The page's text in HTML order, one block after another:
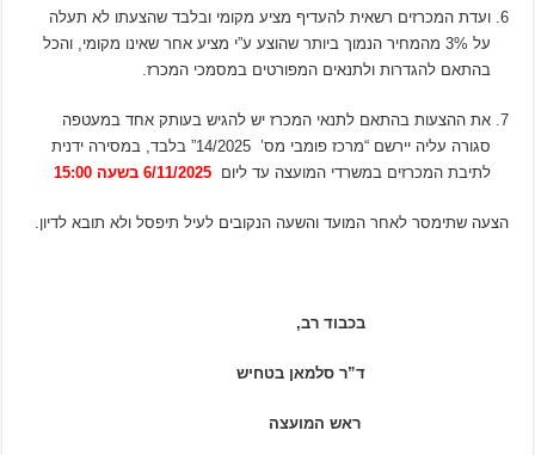
ועדת המכרזים רשאית להעדיף מציע מקומי ובלבד שהצעתו לא תעלה
על 3% מהמחיר הנמוך ביותר שהוצע ע”י מציע אחר שאינו מקומי, והכל
בהתאם להגדרות ולתנאים המפורטים במסמכי המכרז.
את ההצעות בהתאם לתנאי המכרז יש להגיש בעותק אחד במעטפה
סגורה עליה יירשם “מרכז פומבי מס’ 14/2025” בלבד, במסירה ידנית
לתיבת המכרזים במשרדי המועצה עד ליום6/11/2025 בשעה 15:00
הצעה שתימסר לאחר המועד והשעה הנקובים לעיל תיפסל ולא תובא לדיון.
בכבוד רב,
ד”ר סלמאן בטחיש
ראש המועצה